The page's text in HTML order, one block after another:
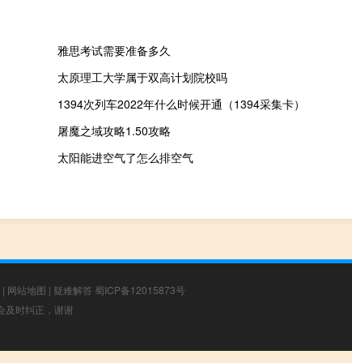
雅思考试需要准备多久
太原理工大学属于双高计划院校吗
1394次列车2022年什么时候开通（1394采集卡）
屠魔之域攻略1.50攻略
太阳能进空气了怎么排空气
| 网站地图 | 疑难解答 蜀ICP备12015873号
及时纠正，谢谢